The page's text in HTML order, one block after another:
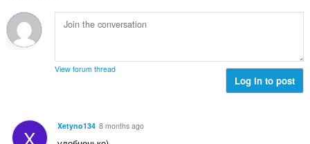
View forum thread
Log in to post
X Xetyno134 8 months ago